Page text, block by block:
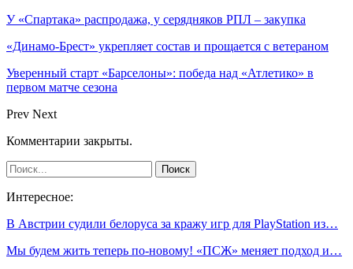
У «Спартака» распродажа, у серядняков РПЛ – закупка
«Динамо-Брест» укрепляет состав и прощается с ветераном
Уверенный старт «Барселоны»: победа над «Атлетико» в
первом матче сезона
Prev Next
Комментарии закрыты.
Интересное:
В Австрии судили белоруса за кражу игр для PlayStation из…
Мы будем жить теперь по-новому! «ПСЖ» меняет подход и…